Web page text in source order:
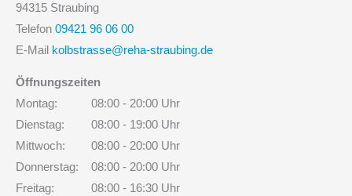
94315 Straubing
Telefon 09421 96 06 00
E-Mail kolbstrasse@reha-straubing.de
Öffnungszeiten
Montag:
08:00 - 20:00 Uhr
Dienstag:
08:00 - 19:00 Uhr
Mittwoch:
08:00 - 20:00 Uhr
Donnerstag:
08:00 - 20:00 Uhr
Freitag:
08:00 - 16:30 Uhr